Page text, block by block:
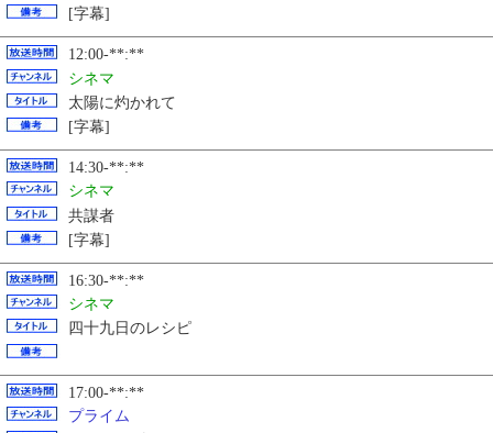
[字幕]
12:00-**:**
シネマ
太陽に灼かれて
[字幕]
14:30-**:**
シネマ
共謀者
[字幕]
16:30-**:**
シネマ
四十九日のレシピ
17:00-**:**
プライム